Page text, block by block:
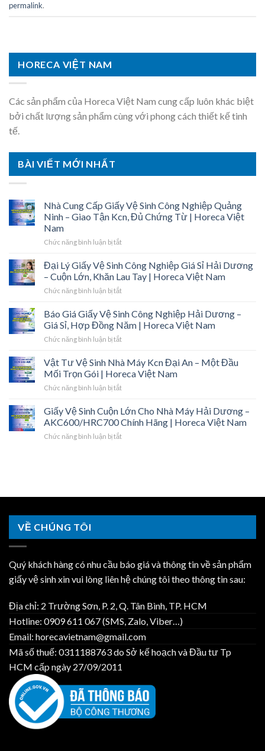
permalink.
HORECA VIỆT NAM
Các sản phẩm của Horeca Việt Nam cung cấp luôn khác biệt
bởi chất lượng sản phẩm cùng với phong cách thiết kế tinh
tế.
BÀI VIẾT MỚI NHẤT
Nhà Cung Cấp Giấy Vệ Sinh Công Nghiệp Quảng
Ninh – Giao Tận Kcn, Đủ Chứng Từ | Horeca Việt
Nam
Chức năng bình luận bị tắtở
Cung
Cấp
Giấy
Vệ
Công
Nghiệp
Quảng
Ninh
Giao
Tận
Đủ
Từ
|
Đại Lý Giấy Vệ Sinh Công Nghiệp Giá Sỉ Hải Dương
– Cuộn Lớn, Khăn Lau Tay | Horeca Việt Nam
Chức năng bình luận bị tắtở
Lý
Giấy
Vệ
Sinh
Nghiệp
Hải
–
Cuộn
Khăn
Báo Giá Giấy Vệ Sinh Công Nghiệp Hải Dương –
Giá Sỉ, Hợp Đồng Năm | Horeca Việt Nam
Chức năng bình luận bị tắtở
Giá
Giấy
Vệ
Sinh
Nghiệp
Hải
–
|
Vật Tư Vệ Sinh Nhà Máy Kcn Đại An – Một Đầu
Mối Trọn Gói | Horeca Việt Nam
Chức năng bình luận bị tắtở
Tư
Vệ
Sinh
Nhà
Một
Mối
Gói
Việt
Nam
Giấy Vệ Sinh Cuộn Lớn Cho Nhà Máy Hải Dương –
AKC600/HRC700 Chính Hãng | Horeca Việt Nam
Chức năng bình luận bị tắtở
Cho
Máy
Chính
Hãng
Việt
Nam
VỀ CHÚNG TÔI
Quý khách hàng có nhu cầu báo giá và thông tin về sản phẩm
giấy vệ sinh xin vui lòng liên hệ chúng tôi theo thông tin sau:
Địa chỉ: 2 Trường Sơn, P. 2, Q. Tân Bình, TP. HCM
Hotline: 0909 611 067 (SMS, Zalo, Viber…)
Email: horecavietnam@gmail.com
Mã số thuế: 0311188763 do Sở kế hoạch và Đầu tư Tp
HCM cấp ngày 27/09/2011